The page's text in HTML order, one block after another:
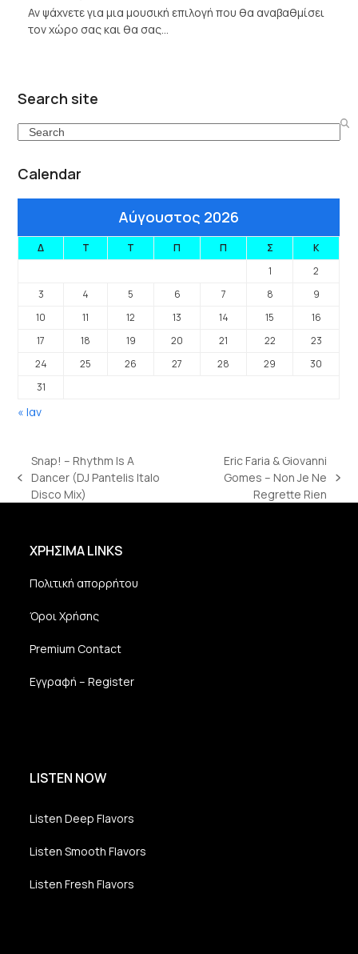
Αν ψάχνετε για μια μουσική επιλογή που θα αναβαθμίσει
τον χώρο σας και θα σας…
Search site
Search
Calendar
Αύγουστος 2026
Δ Τ Τ Π Π Σ
Κ
1
2
3
4 5 6 7 8
9
10
11 12 13 14 15
16
17
18 19 20 21 22
23
24
25 26 27 28 29
30
31
« Ιαν
previous
post:
Snap! – Rhythm Is A
Dancer (DJ Pantelis Italo
Disco Mix)
post:
Eric Faria & Giovanni
Gomes – Non Je Ne
Regrette Rien
ΧΡΗΣΙΜΑ LINKS
Πολιτική απορρήτου
Όροι Χρήσης
Premium Contact
Εγγραφή – Register
LISTEN NOW
Listen Deep Flavors
Listen Smooth Flavors
Listen Fresh Flavors